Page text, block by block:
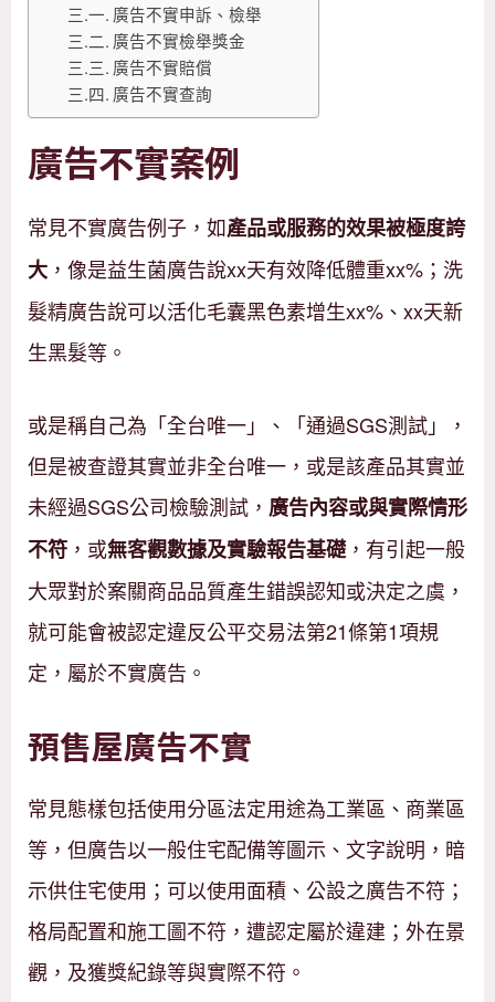
廣告不實申訴、檢舉
廣告不實檢舉獎金
廣告不實賠償
廣告不實查詢
廣告不實案例
常見不實廣告例子，如產品或服務的效果被極度誇
大，像是益生菌廣告說xx天有效降低體重xx%；洗
髮精廣告說可以活化毛囊黑色素增生xx%、xx天新
生黑髮等。
或是稱自己為「全台唯一」、「通過SGS測試」，
但是被查證其實並非全台唯一，或是該產品其實並
未經過SGS公司檢驗測試， 廣告內容或與實際情形
不符，或無客觀數據及實驗報告基礎，有引起一般
大眾對於案關商品品質產生錯誤認知或決定之虞，
就可能會被認定違反公平交易法第21條第1項規
定，屬於不實廣告。
預售屋廣告不實
常見態樣包括使用分區法定用途為工業區、商業區
等，但廣告以一般住宅配備等圖示、文字說明，暗
示供住宅使用；可以使用面積、公設之廣告不符；
格局配置和施工圖不符，遭認定屬於違建；外在景
觀，及獲獎紀錄等與實際不符。